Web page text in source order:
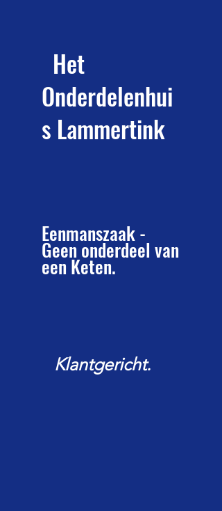
Het
Onderdelenhui
s Lammertink
Eenmanszaak -
Geen onderdeel van
een Keten.
Klantgericht.